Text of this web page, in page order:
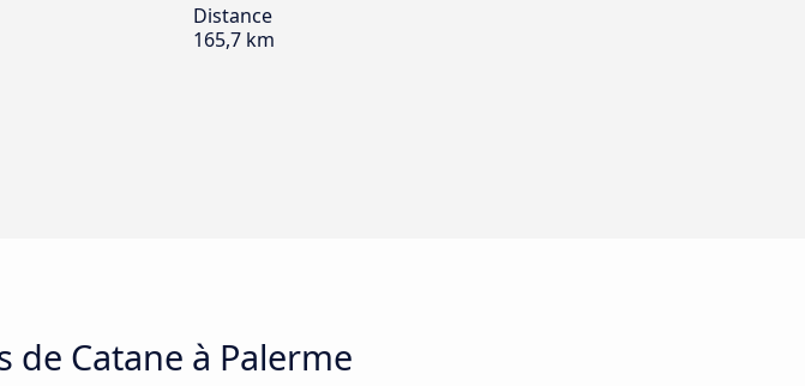
Distance
165,7 km
de Catane à Palerme